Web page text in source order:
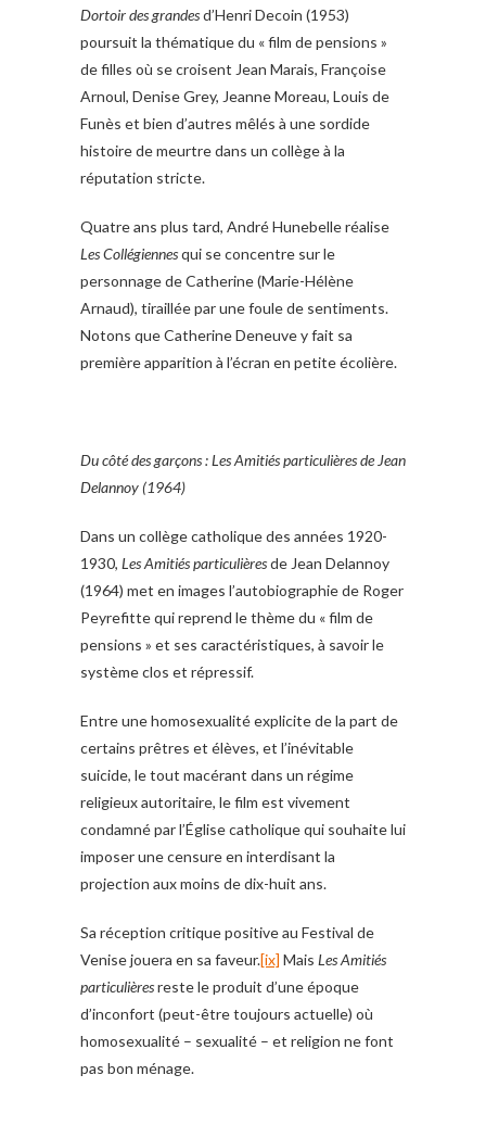
Dortoir des grandesd’Henri Decoin (1953)
poursuit la thématique du « film de pensions »
de filles où se croisent Jean Marais, Françoise
Arnoul, Denise Grey, Jeanne Moreau, Louis de
Funès et bien d’autres mêlés à une sordide
histoire de meurtre dans un collège à la
réputation stricte.
Quatre ans plus tard, André Hunebelle réalise
Les Collégiennesqui se concentre sur le
personnage de Catherine (Marie-Hélène
Arnaud), tiraillée par une foule de sentiments.
Notons que Catherine Deneuve y fait sa
première apparition à l’écran en petite écolière.
Du côté des garçons : Les Amitiés particulières de Jean
Delannoy (1964)
Dans un collège catholique des années 1920-
1930, Les Amitiés particulièresde Jean Delannoy
(1964) met en images l’autobiographie de Roger
Peyrefitte qui reprend le thème du « film de
pensions » et ses caractéristiques, à savoir le
système clos et répressif.
Entre une homosexualité explicite de la part de
certains prêtres et élèves, et l’inévitable
suicide, le tout macérant dans un régime
religieux autoritaire, le film est vivement
condamné par l’Église catholique qui souhaite lui
imposer une censure en interdisant la
projection aux moins de dix-huit ans.
Sa réception critique positive au Festival de
Venise jouera en sa faveur.[ix] Mais Les Amitiés
particulièresreste le produit d’une époque
d’inconfort (peut-être toujours actuelle) où
homosexualité – sexualité – et religion ne font
pas bon ménage.